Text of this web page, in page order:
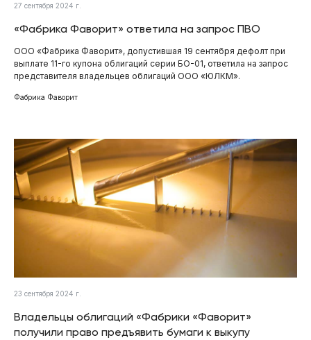
27 сентября 2024 г.
«Фабрика Фаворит» ответила на запрос ПВО
ООО «Фабрика Фаворит», допустившая 19 сентября дефолт при
выплате 11-го купона облигаций серии БО-01, ответила на запрос
представителя владельцев облигаций ООО «ЮЛКМ».
Фабрика Фаворит
23 сентября 2024 г.
Владельцы облигаций «Фабрики «Фаворит»
получили право предъявить бумаги к выкупу